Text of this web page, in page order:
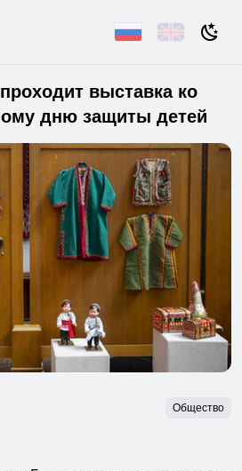
выставка ко
дню защиты детей
Общество